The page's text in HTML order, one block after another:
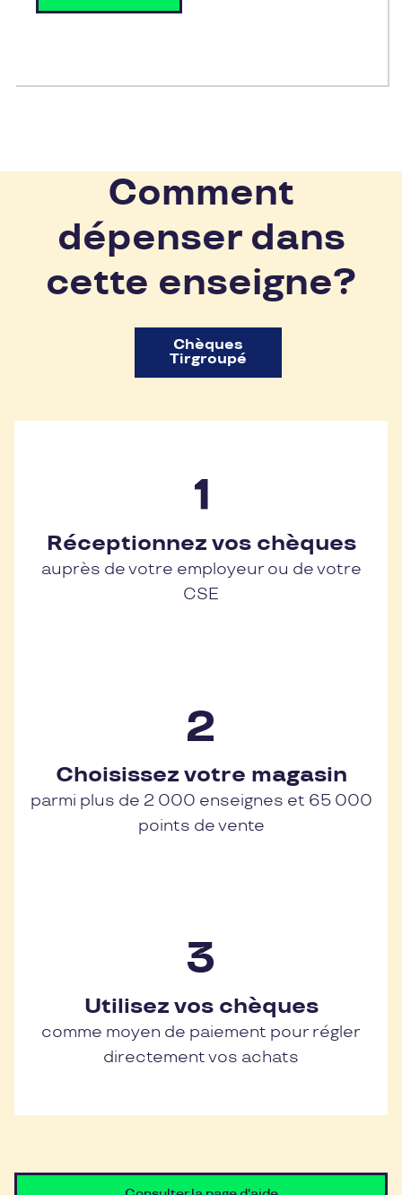
Comment
dépenser dans
cette enseigne?
Chèques
Tirgroupé
Réceptionnez vos chèques
auprès de votre employeur ou de votre
CSE
Choisissez votre magasin
parmi plus de 2 000 enseignes et 65 000
points de vente
Utilisez vos chèques
comme moyen de paiement pour régler
directement vos achats